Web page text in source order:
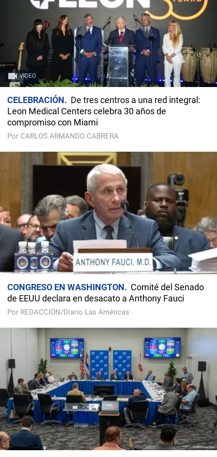
VIDEO
CELEBRACIÓN
De tres centros a una red integral:
Leon Medical Centers celebra 30 años de
compromiso con Miami
Por CARLOS ARMANDO CABRERA
CONGRESO EN WASHINGTON
Comité del Senado
de EEUU declara en desacato a Anthony Fauci
Por REDACCIÓN/Diario Las Américas